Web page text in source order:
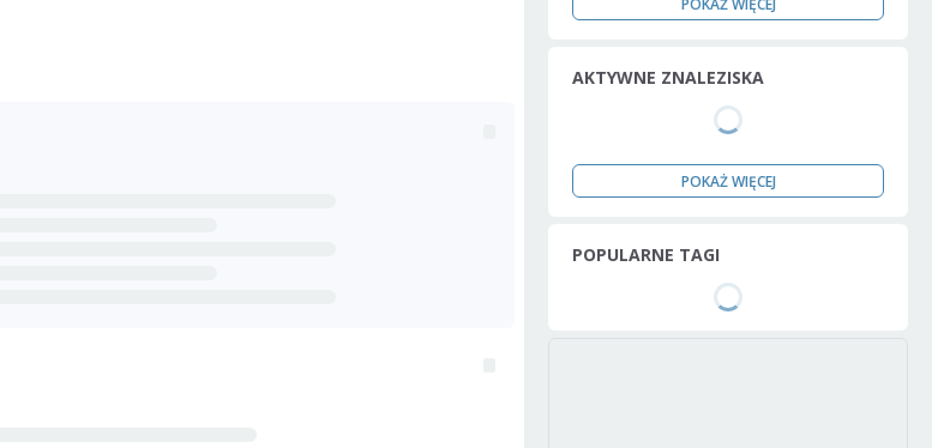
AKTYWNE ZNALEZISKA
POKAŻ WIĘCEJ
POPULARNE TAGI